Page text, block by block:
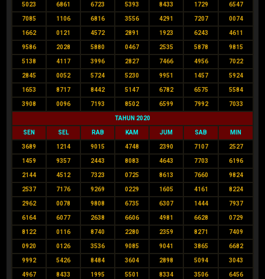
5023 6861 6723 5393 8433 1729 6547
7085 1106 6816 3556 4291 7207 0074
1662 0121 4572 2891 1923 6243 4611
9586 2028 5880 0467 2535 5878 9815
5138 4117 3996 2827 7466 4956 7022
2845 0052 5724 5230 9951 1457 5924
1653 8717 8442 5147 6782 6575 5584
3908 0096 7193 8502 6599 7992 7033
TAHUN 2020
SEN SEL RAB KAM JUM SAB MIN
3689 1214 9015 4748 2390 7107 2527
1459 9357 2443 8083 4643 7703 6196
2144 4512 7323 0725 8613 7660 9824
2537 7176 9269 0229 1605 4161 8224
2962 0078 9808 6735 6307 1444 7937
6164 6077 2638 6606 4981 6628 0729
8122 0116 8740 2280 2359 8271 7409
0920 0126 3536 9085 9041 3865 6682
9992 5426 8484 3604 2898 5094 3043
4967 8433 1995 5501 8334 3506 6456